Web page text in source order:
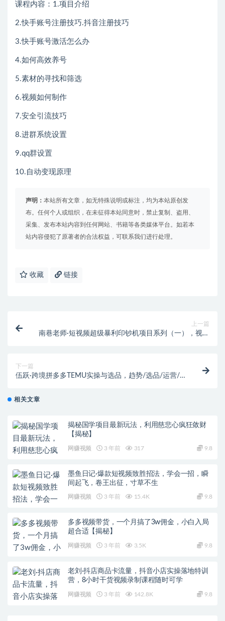
课程内容：1.项目介绍
2.快手账号注册技巧.抖音注册技巧
3.快手账号激活怎么办
4.如何高效养号
5.素材的寻找和筛选
6.视频如何制作
7.安全引流技巧
8.进群系统设置
9.qq群设置
10.自动变现原理
声明： 本站所有文章，如无特殊说明或标注，均为本站原创发
布。任何个人或组织，在未征得本站同意时，禁止复制、盗用、
采集、发布本站内容到任何网站、书籍等各类媒体平台。如若本
站内容侵犯了原著者的合法权益，可联系我们进行处理。
收藏 链接
上一篇
南巷老师·短视频超级暴利印钞机项目系列（一），视频
下一篇
伍跃·跨境拼多多TEMU实操与选品，​趋势/选品/运营/
相关文章
揭秘国学项目最新玩法，利用慈悲心疯狂敛财
【揭秘】
网赚视频 3 年前 317 9.8
墨鱼日记·爆款短视频致胜招法，学会一招，瞬
间起飞，卷王出征，寸草不生
网赚视频 3 年前 15.4K 9.8
多多视频带货，一个月搞了3w佣金，小白入局
超合适【揭秘】
网赚视频 3 年前 3.5K 9.8
老刘·抖店商品卡流量，​抖音小店实操落地特训
营，8小时干货视频录制课程随时可学
网赚视频 3 年前 142.8K 9.8